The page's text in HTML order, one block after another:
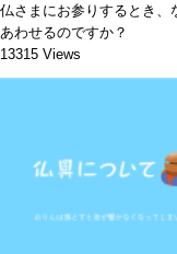
仏さまにお参りするとき、
あわせるのですか？
13315 Views